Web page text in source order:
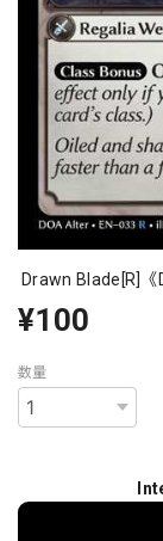
Drawn Blade[R]《
¥100
数量